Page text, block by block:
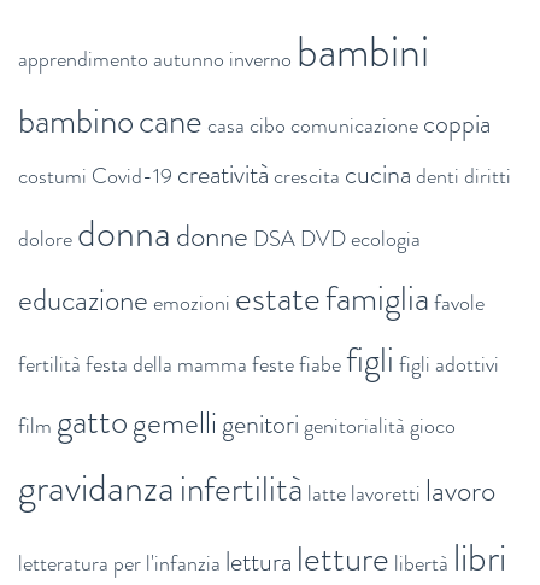
apprendimento autunno inverno bambini
bambinocanecasacibocomunicazionecoppia
costumi Covid-19 creativitàcrescita cucinadentidiritti
doloredonnadonne DSA DVDecologia
educazioneemozioni estatefamigliafavole
fertilitàfesta della mammafestefiabefigli figli adottivi
film gattogemelligenitorigenitorialitàgioco
gravidanzainfertilità lattelavoretti lavoro
letteratura per l'infanzia lettura letture libertà libri